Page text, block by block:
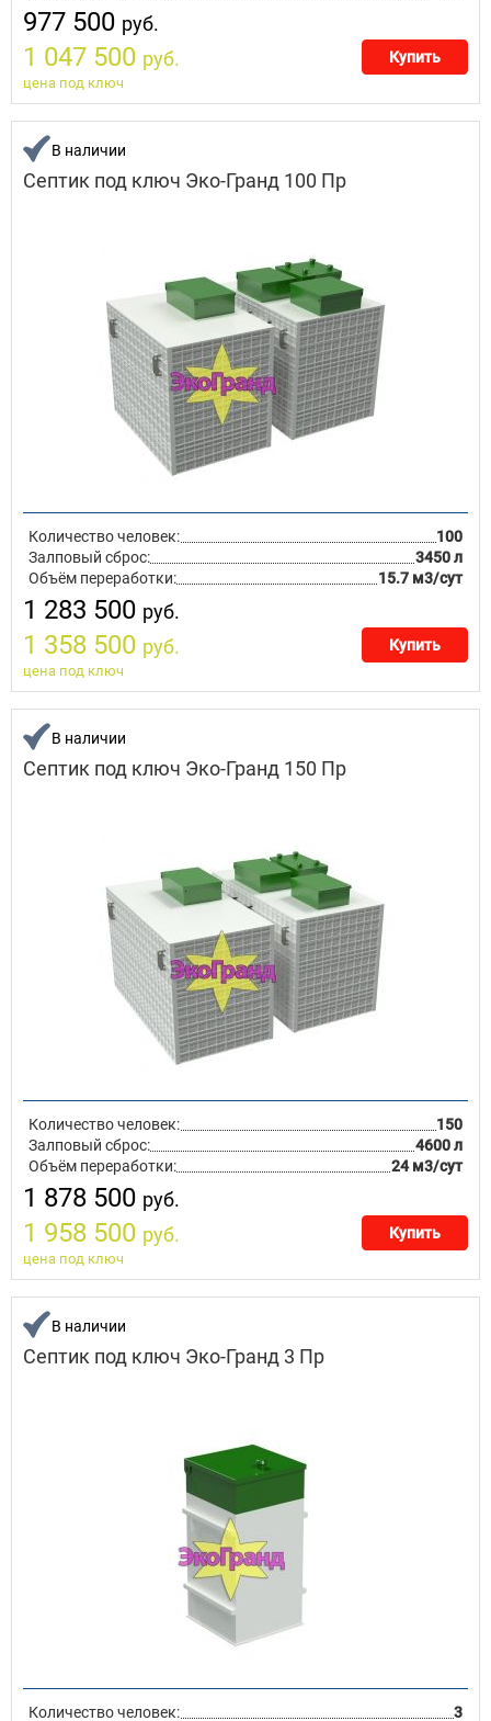
977 500 руб.
1 047 500 руб. Купить
цена под ключ
В наличии
Септик под ключ Эко-Гранд 100 Пр
Количество человек:
100
Залповый сброс:
3450 л
Объём переработки:
15.7 м3/сут
1 283 500 руб.
1 358 500 руб. Купить
цена под ключ
В наличии
Септик под ключ Эко-Гранд 150 Пр
Количество человек:
150
Залповый сброс:
4600 л
Объём переработки:
24 м3/сут
1 878 500 руб.
1 958 500 руб. Купить
цена под ключ
В наличии
Септик под ключ Эко-Гранд 3 Пр
Количество человек: 3